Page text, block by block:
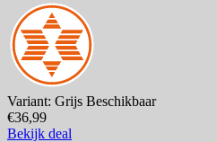
Variant: Grijs Beschikbaar
€36,99
Bekijk deal